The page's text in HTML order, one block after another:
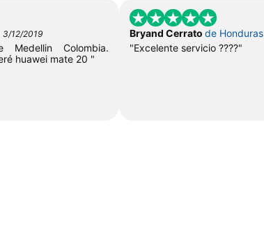
3/12/2019
Medellin Colombia.
huawei mate 20 "
Bryand Cerratode Honduras
"Excelente servicio ????"